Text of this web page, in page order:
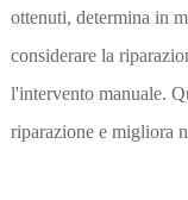
ottenuti, determina in
considerare la
l'intervento manuale.
riparazione e migliora